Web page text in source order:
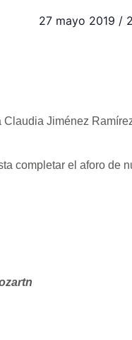
27 mayo 2019 /
Jiménez
completar el aforo de